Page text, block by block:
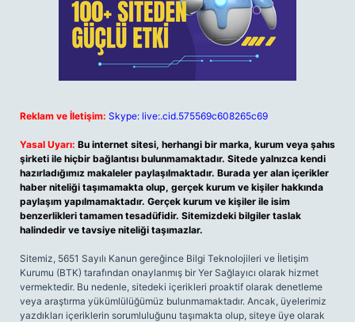
Reklam ve İletişim: Skype: live:.cid.575569c608265c69
Yasal Uyarı: Bu internet sitesi, herhangi bir marka, kurum veya şahıs
şirketi ile hiçbir bağlantısı bulunmamaktadır. Sitede yalnızca kendi
hazırladığımız makaleler paylaşılmaktadır. Burada yer alan içerikler
haber niteliği taşımamakta olup, gerçek kurum ve kişiler hakkında
paylaşım yapılmamaktadır. Gerçek kurum ve kişiler ile isim
benzerlikleri tamamen tesadüfidir. Sitemizdeki bilgiler taslak
halindedir ve tavsiye niteliği taşımazlar.
Sitemiz, 5651 Sayılı Kanun gereğince Bilgi Teknolojileri ve İletişim
Kurumu (BTK) tarafından onaylanmış bir Yer Sağlayıcı olarak hizmet
vermektedir. Bu nedenle, sitedeki içerikleri proaktif olarak denetleme
veya araştırma yükümlülüğümüz bulunmamaktadır. Ancak, üyelerimiz
yazdıkları içeriklerin sorumluluğunu taşımakta olup, siteye üye olarak